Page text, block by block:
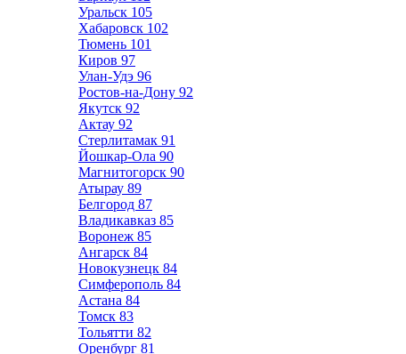
Уральск 105
Хабаровск 102
Тюмень 101
Киров 97
Улан-Удэ 96
Ростов-на-Дону 92
Якутск 92
Актау 92
Стерлитамак 91
Йошкар-Ола 90
Магнитогорск 90
Атырау 89
Белгород 87
Владикавказ 85
Воронеж 85
Ангарск 84
Новокузнецк 84
Симферополь 84
Астана 84
Томск 83
Тольятти 82
Оренбург 81